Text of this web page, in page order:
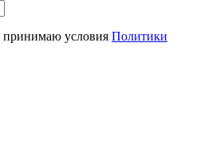
принимаю условия Политики